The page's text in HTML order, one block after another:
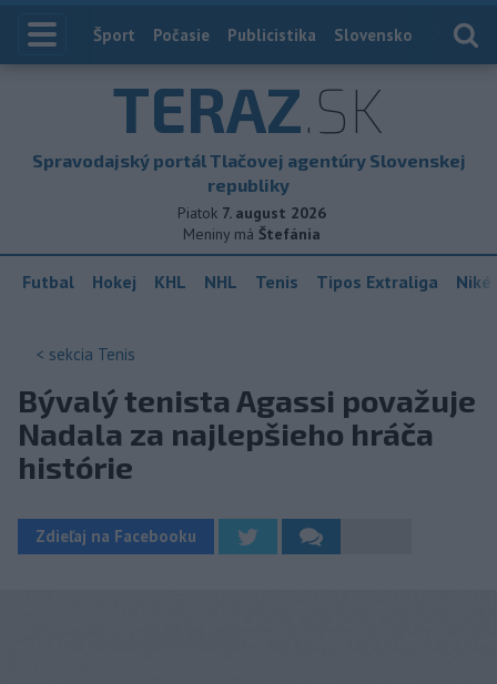
Index
Šport Počasie Publicistika Slovensko
TERAZ.SK
Spravodajský portál Tlačovej agentúry Slovenskej
republiky
Piatok 7. august 2026
Meniny má Štefánia
Futbal Hokej KHL NHL Tenis Tipos Extraliga
< sekcia Tenis
Bývalý tenista Agassi považuje
Nadala za najlepšieho hráča
histórie
Zdieľaj na Facebooku